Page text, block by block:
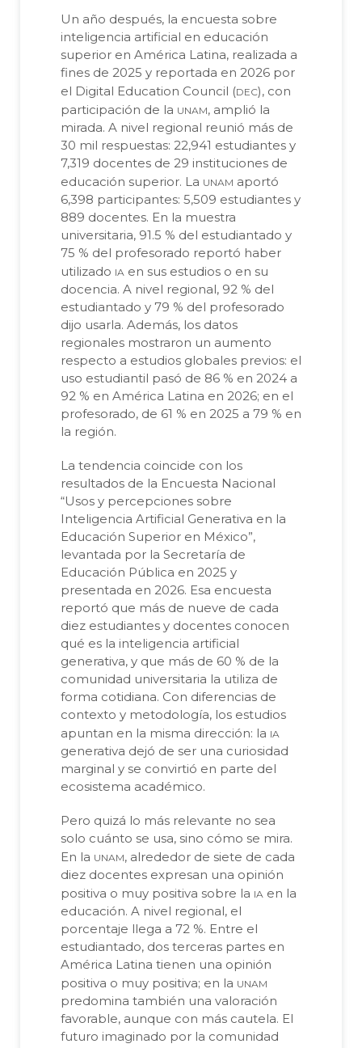
Un año después, la encuesta sobre
inteligencia artificial en educación
superior en América Latina, realizada a
fines de 2025 y reportada en 2026 por
el Digital Education Council (dec), con
participación de la unam, amplió la
mirada. A nivel regional reunió más de
30 mil respuestas: 22,941 estudiantes y
7,319 docentes de 29 instituciones de
educación superior. La unam aportó
6,398 participantes: 5,509 estudiantes y
889 docentes. En la muestra
universitaria, 91.5 % del estudiantado y
75 % del profesorado reportó haber
utilizado ia en sus estudios o en su
docencia. A nivel regional, 92 % del
estudiantado y 79 % del profesorado
dijo usarla. Además, los datos
regionales mostraron un aumento
respecto a estudios globales previos: el
uso estudiantil pasó de 86 % en 2024 a
92 % en América Latina en 2026; en el
profesorado, de 61 % en 2025 a 79 % en
la región.
La tendencia coincide con los
resultados de la Encuesta Nacional
“Usos y percepciones sobre
Inteligencia Artificial Generativa en la
Educación Superior en México”,
levantada por la Secretaría de
Educación Pública en 2025 y
presentada en 2026. Esa encuesta
reportó que más de nueve de cada
diez estudiantes y docentes conocen
qué es la inteligencia artificial
generativa, y que más de 60 % de la
comunidad universitaria la utiliza de
forma cotidiana. Con diferencias de
contexto y metodología, los estudios
apuntan en la misma dirección: la ia
generativa dejó de ser una curiosidad
marginal y se convirtió en parte del
ecosistema académico.
Pero quizá lo más relevante no sea
solo cuánto se usa, sino cómo se mira.
En la unam, alrededor de siete de cada
diez docentes expresan una opinión
positiva o muy positiva sobre la ia en la
educación. A nivel regional, el
porcentaje llega a 72 %. Entre el
estudiantado, dos terceras partes en
América Latina tienen una opinión
positiva o muy positiva; en la unam
predomina también una valoración
favorable, aunque con más cautela. El
futuro imaginado por la comunidad